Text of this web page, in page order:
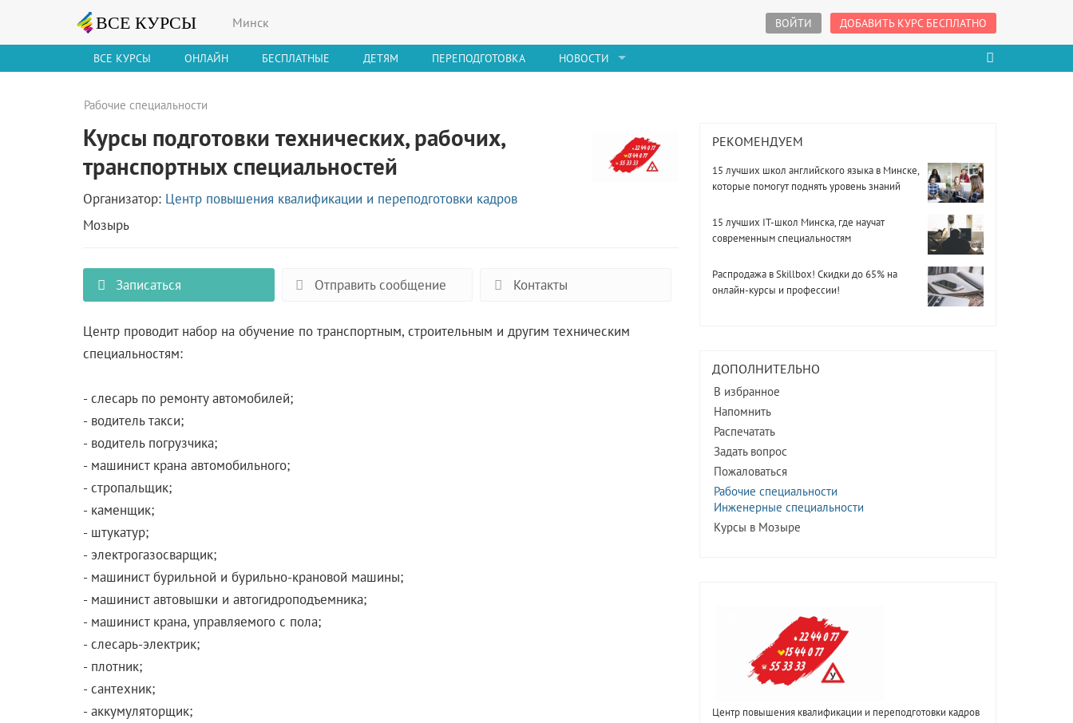
Минск ВОЙТИ ДОБАВИТЬ КУРС БЕСПЛАТНО
ВСЕ КУРСЫ ОНЛАЙН БЕСПЛАТНЫЕ ДЕТЯМ ПЕРЕПОДГОТОВКА НОВОСТИ
Рабочие специальности
Курсы подготовки технических, рабочих,
транспортных специальностей
Организатор: Центр повышения квалификации и переподготовки кадров
Мозырь
Записаться Отправить сообщение Контакты
Центр проводит набор на обучение по транспортным, строительным и другим техническим
специальностям:
- слесарь по ремонту автомобилей;
- водитель такси;
- водитель погрузчика;
- машинист крана автомобильного;
- стропальщик;
- каменщик;
- штукатур;
- электрогазосварщик;
- машинист бурильной и бурильно-крановой машины;
- машинист автовышки и автогидроподъемника;
- машинист крана, управляемого с пола;
- слесарь-электрик;
- плотник;
- сантехник;
- аккумуляторщик;
РЕКОМЕНДУЕМ
15 лучших школ английского языка в Минске,
которые помогут поднять уровень знаний
15 лучших IT-школ Минска, где научат
современным специальностям
Распродажа в Skillbox! Скидки до 65% на
онлайн-курсы и профессии!
ДОПОЛНИТЕЛЬНО
В избранное
Напомнить
Распечатать
Задать вопрос
Пожаловаться
Рабочие специальности
Инженерные специальности
Курсы в Мозыре
Центр повышения квалификации и переподготовки кадров